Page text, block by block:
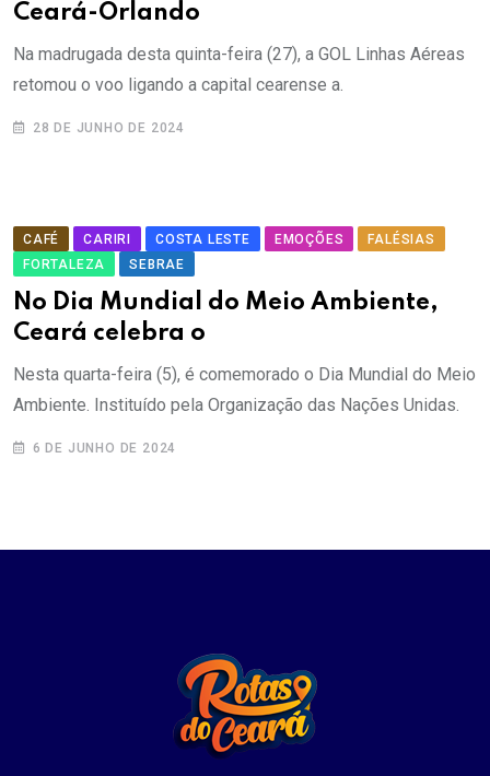
Ceará-Orlando
Na madrugada desta quinta-feira (27), a GOL Linhas Aéreas
retomou o voo ligando a capital cearense a.
28 DE JUNHO DE 2024
CAFÉ CARIRI COSTA LESTE EMOÇÕES
FALÉSIAS
FORTALEZA
SEBRAE
No Dia Mundial do Meio Ambiente,
Ceará celebra o
Nesta quarta-feira (5), é comemorado o Dia Mundial do Meio
Ambiente. Instituído pela Organização das Nações Unidas.
6 DE JUNHO DE 2024